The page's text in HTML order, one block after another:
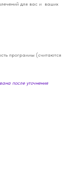
для вас и ваших
программы (считаются
после уточнения